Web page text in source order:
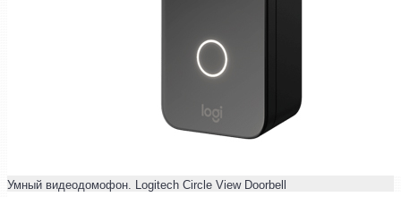
Умный видеодомофон. Logitech Circle View Doorbell